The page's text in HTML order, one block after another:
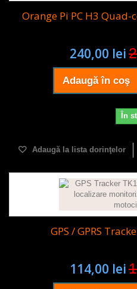
Orange Pi PC H3 Quad-
240,00 lei
Adaugă în coş
În
Adaugă la lista dorinţelor
GPS / GPRS
114,00 lei